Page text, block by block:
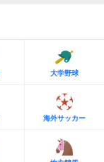
大学野球
海外サッカー